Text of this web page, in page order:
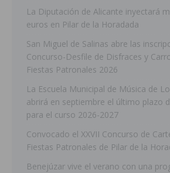
La Diputación de Alicante inyectará
euros en Pilar de la Horadada
San Miguel de Salinas abre las
Concurso-Desfile de Disfraces y
Fiestas Patronales 2026
La Escuela Municipal de Música de
abrirá en septiembre el último plazo
para el curso 2026-2027
Convocado el XXVII Concurso de
Fiestas Patronales de Pilar de la
Benejúzar vive el verano con una